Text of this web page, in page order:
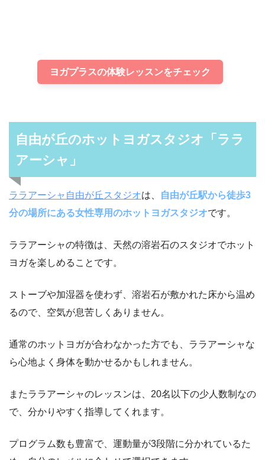
ヨガプラスの体験レッスンをチェック
自由が丘のホットヨガスタジオ「ララ
アーシャ」
ララアーシャ自由が丘スタジオは、
自由が丘駅から徒歩3
分の場所にある女性専用のホットヨガスタジオです。
ララアーシャの特徴は、天然の溶岩石のスタジオでホット
ヨガを楽しめることです。
ストーブや加湿器を使わず、溶岩石が敷かれた床から温め
るので、空気が息苦しくありません。
通常のホットヨガが合わなかった方でも、ララアーシャな
ら心地よく身体を動かせるかもしれません。
またララアーシャのレッスンは、20名以下の少人数制なの
で、分かりやすく指導してくれます。
プログラム数も豊富で、運動量が3段階に分かれているた